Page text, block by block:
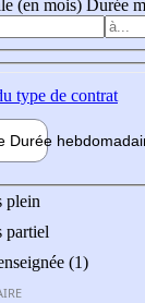
(en mois) Durée
type de contrat
Durée hebdo
plein
partiel
(1)